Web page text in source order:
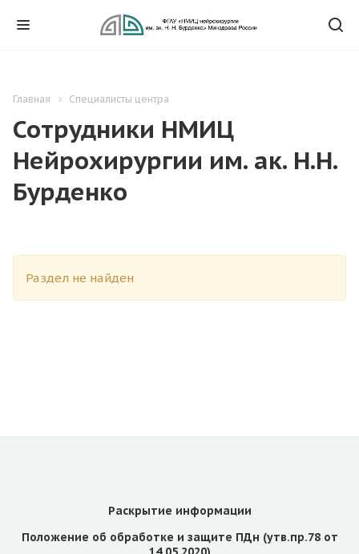
Главная Специалисты центра
Сотрудники НМИЦ
Нейрохирургии им. ак. Н.Н.
Бурденко
Раздел не найден
Раскрытие информации
Положение об обработке и защите ПДн (утв.пр.78 от